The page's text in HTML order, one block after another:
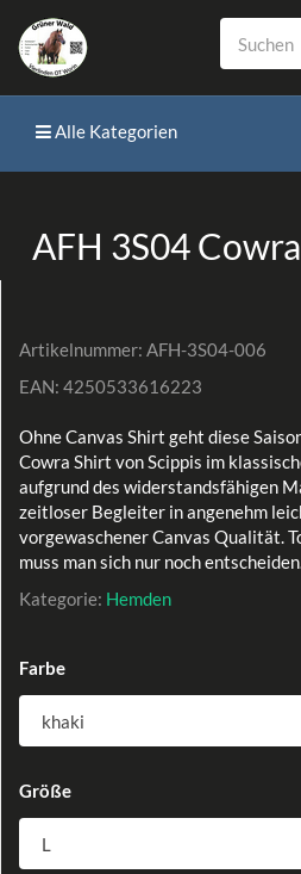
Alle Kategorien
AFH 3S04
Artikelnummer: AFH-3S04-006
EAN: 4250533616223
Ohne Canvas Shirt geht diese
Cowra Shirt von Scippis im
aufgrund des widerstandsfähigen
zeitloser Begleiter in angenehm
vorgewaschener Canvas Qualität.
muss man sich nur noch entscheiden.
Kategorie: Hemden
Farbe
Größe